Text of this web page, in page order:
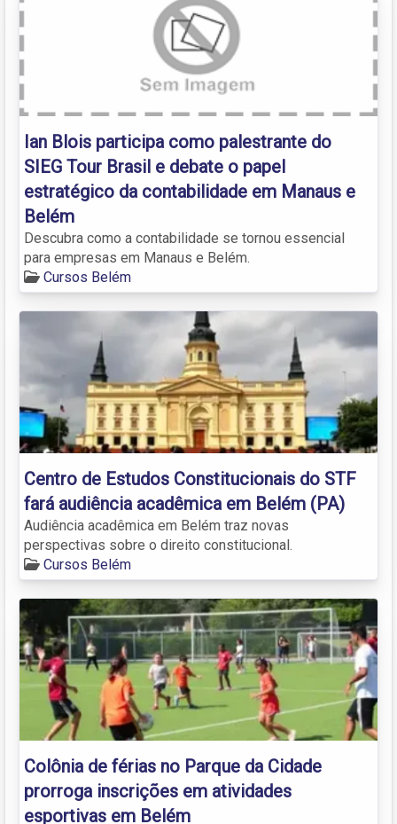
Ian Blois participa como palestrante do
SIEG Tour Brasil e debate o papel
estratégico da contabilidade em Manaus e
Belém
Descubra como a contabilidade se tornou essencial
para empresas em Manaus e Belém.
Cursos Belém
Centro de Estudos Constitucionais do STF
fará audiência acadêmica em Belém (PA)
Audiência acadêmica em Belém traz novas
perspectivas sobre o direito constitucional.
Cursos Belém
Colônia de férias no Parque da Cidade
prorroga inscrições em atividades
esportivas em Belém